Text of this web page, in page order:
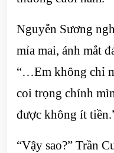
Nguyễn Sương
mỉa mai, ánh mắt
“…Em không chỉ
coi trọng chính
được không ít
“Vậy sao?” Trần